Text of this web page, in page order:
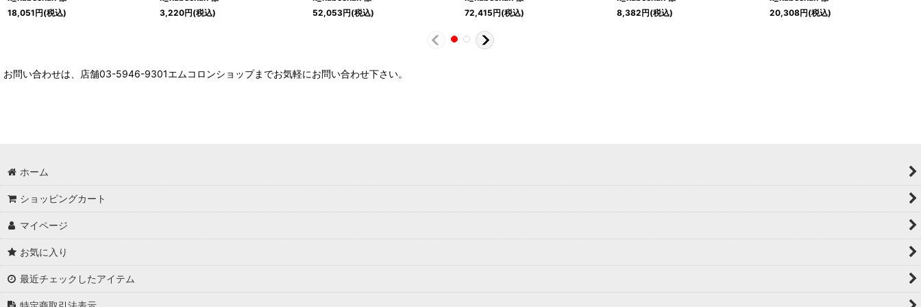
18,051円(税込)
3,220円(税込)
52,053円(税込)
72,415円(税込)
8,382円(税込)
20,308円(税込)
お問い合わせは、店舗03-5946-9301エムコロンショップまでお気軽にお問い合わせ下さい。
ホーム
ショッピングカート
マイページ
お気に入り
最近チェックしたアイテム